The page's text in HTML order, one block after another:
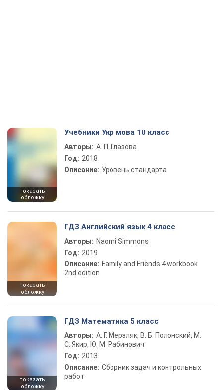
показать
обложку
Учебники Укр мова 10 класс
Авторы: А. П. Глазова
Год: 2018
Описание: Уровень стандарта
показать
обложку
ГДЗ Английский язык 4 класс
Авторы: Naomi Simmons
Год: 2019
Описание: Family and Friends 4 workbook
2nd edition
показать
обложку
ГДЗ Математика 5 класс
Авторы: А. Г. Мерзляк, В. Б. Полонский, М.
С. Якир, Ю. М. Рабинович
Год: 2013
Описание: Сборник задач и контрольных
работ